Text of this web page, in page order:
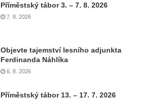
Příměstský tábor 3. – 7. 8. 2026
7. 8. 2026
Objevte tajemství lesního adjunkta
Ferdinanda Náhlíka
6. 8. 2026
Příměstský tábor 13. – 17. 7. 2026